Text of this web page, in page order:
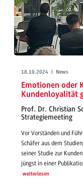
18.10.2024 | News
Emotionen oder
Kundenloyalität
Prof. Dr. Christian
Strategiemeeting
Vor Vorständen und
Schäfer aus dem
seiner Studie zur
jüngst in einer
weiterlesen